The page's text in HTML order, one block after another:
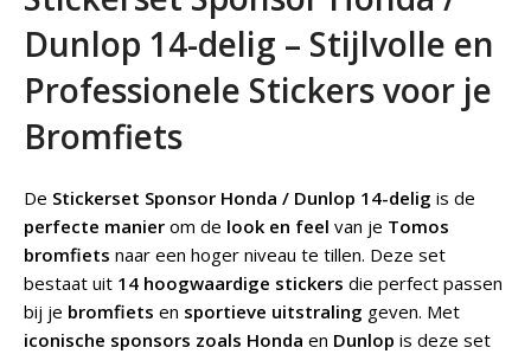
Dunlop 14-delig – Stijlvolle en
Professionele Stickers voor je
Bromfiets
De Stickerset Sponsor Honda / Dunlop 14-delig is de
perfecte manier om de look en feel van je Tomos
bromfiets naar een hoger niveau te tillen. Deze set
bestaat uit 14 hoogwaardige stickers die perfect passen
bij je bromfiets en sportieve uitstraling geven. Met
iconische sponsors zoals Honda en Dunlop is deze set